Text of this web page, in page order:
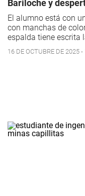
Bariloche y
El alumno está con
con manchas de
espalda tiene escrita
16 DE OCTUBRE DE 2025